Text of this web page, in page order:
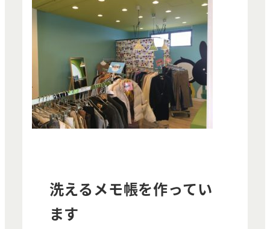
洗えるメモ帳を作ってい
ます